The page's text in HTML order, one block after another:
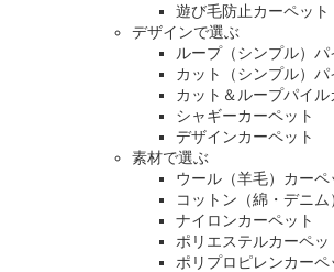
遊び毛防止カーペット
デザインで選ぶ
ループ（シンプル）パ
カット（シンプル）パ
カット＆ループパイル
シャギーカーペット
デザインカーペット
素材で選ぶ
ウール（羊毛）カーペ
コットン（綿・デニム
ナイロンカーペット
ポリエステルカーペッ
ポリプロピレンカーペ